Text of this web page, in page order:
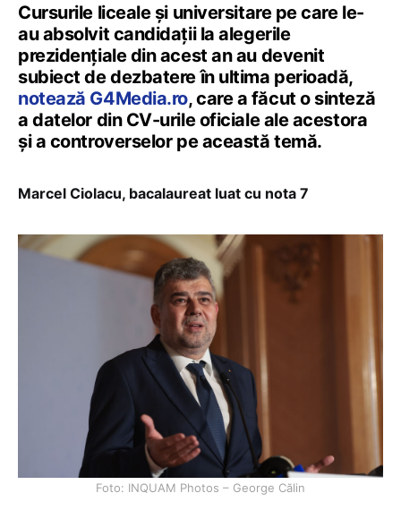
Cursurile liceale și universitare pe care le-
au absolvit candidații la alegerile
prezidențiale din acest an au devenit
subiect de dezbatere în ultima perioadă,
notează G4Media.ro, care a făcut o sinteză
a datelor din CV-urile oficiale ale acestora
și a controverselor pe această temă.
Marcel Ciolacu, bacalaureat luat cu nota 7
Foto: INQUAM Photos – George Călin